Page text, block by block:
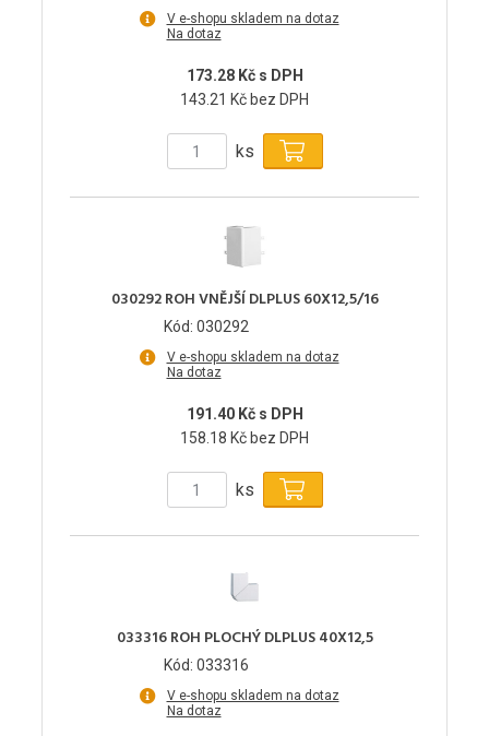
V e-shopu skladem na dotaz
Na dotaz
173.28 Kč s DPH
143.21 Kč bez DPH
ks
030292 ROH VNĚJŠÍ DLPLUS 60X12,5/16
Kód: 030292
V e-shopu skladem na dotaz
Na dotaz
191.40 Kč s DPH
158.18 Kč bez DPH
ks
033316 ROH PLOCHÝ DLPLUS 40X12,5
Kód: 033316
V e-shopu skladem na dotaz
Na dotaz